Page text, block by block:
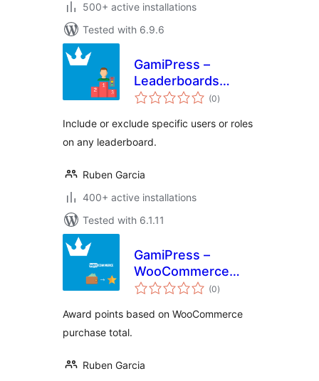
500+ active installations
Tested with 6.9.6
GamiPress –
Leaderboards
Include/Exclude
(0total
ratings
)
Include or exclude specific users or roles
on any leaderboard.
Ruben Garcia
400+ active installations
Tested with 6.1.11
GamiPress –
WooCommerce
Points Per
(0total
ratings
)
Award points based on WooCommerce
purchase total.
Ruben Garcia